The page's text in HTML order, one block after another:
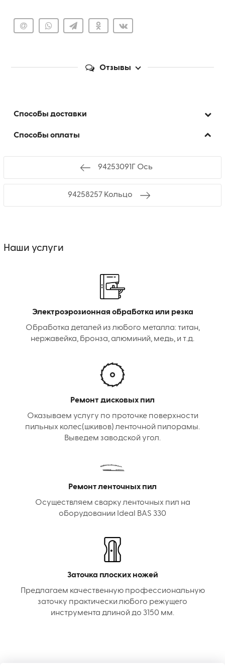
Отзывы
Способы доставки
Способы оплаты
94253091Г Ось
94258257 Кольцо
Наши услуги
Электроэрозионная обработка или резка
Обработка деталей из любого металла: титан,
нержавейка, бронза, алюминий, медь, и т.д.
Ремонт дисковых пил
Оказываем услугу по проточке поверхности
пильных колес(шкивов) ленточной пилорамы.
Выведем заводской угол.
Ремонт ленточных пил
Осуществляем сварку ленточных пил на
оборудовании Ideal BAS 330
Заточка плоских ножей
Предлагаем качественную профессиональную
заточку практически любого режущего
инструмента длиной до 3150 мм.